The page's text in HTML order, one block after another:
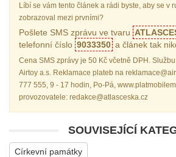
Líbí se vám tento článek a rádi byste, aby se v
zobrazoval mezi prvními?
Pošlete SMS zprávu ve tvaru
telefonní číslo 9033350 a článek tak
Cena SMS zprávy je 50 Kč včetně DPH.
Airtoy a.s. Reklamace plateb na
777 555, 9 - 17 hodin, Po-Pá,
provozovatele: redakce@atlasceska.cz
SOUVISEJÍCÍ
Církevní památky